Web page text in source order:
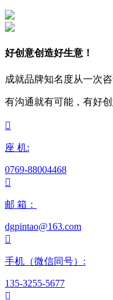
好创意创造好生意！
成就品牌知名度从一次
有沟通就有可能，有好

座 机:
0769-88004468

邮 箱：
dgpintao@163.com

手机（微信同号）:
135-3255-5677
